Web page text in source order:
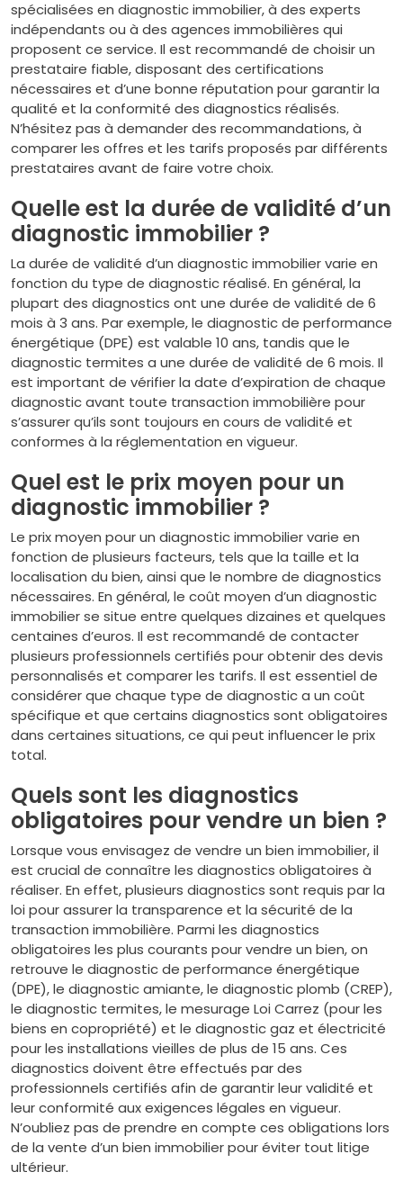
spécialisées en diagnostic immobilier, à des experts
indépendants ou à des agences immobilières qui
proposent ce service. Il est recommandé de choisir un
prestataire fiable, disposant des certifications
nécessaires et d’une bonne réputation pour garantir la
qualité et la conformité des diagnostics réalisés.
N’hésitez pas à demander des recommandations, à
comparer les offres et les tarifs proposés par différents
prestataires avant de faire votre choix.
Quelle est la durée de validité d’un
diagnostic immobilier ?
La durée de validité d’un diagnostic immobilier varie en
fonction du type de diagnostic réalisé. En général, la
plupart des diagnostics ont une durée de validité de 6
mois à 3 ans. Par exemple, le diagnostic de performance
énergétique (DPE) est valable 10 ans, tandis que le
diagnostic termites a une durée de validité de 6 mois. Il
est important de vérifier la date d’expiration de chaque
diagnostic avant toute transaction immobilière pour
s’assurer qu’ils sont toujours en cours de validité et
conformes à la réglementation en vigueur.
Quel est le prix moyen pour un
diagnostic immobilier ?
Le prix moyen pour un diagnostic immobilier varie en
fonction de plusieurs facteurs, tels que la taille et la
localisation du bien, ainsi que le nombre de diagnostics
nécessaires. En général, le coût moyen d’un diagnostic
immobilier se situe entre quelques dizaines et quelques
centaines d’euros. Il est recommandé de contacter
plusieurs professionnels certifiés pour obtenir des devis
personnalisés et comparer les tarifs. Il est essentiel de
considérer que chaque type de diagnostic a un coût
spécifique et que certains diagnostics sont obligatoires
dans certaines situations, ce qui peut influencer le prix
total.
Quels sont les diagnostics
obligatoires pour vendre un bien ?
Lorsque vous envisagez de vendre un bien immobilier, il
est crucial de connaître les diagnostics obligatoires à
réaliser. En effet, plusieurs diagnostics sont requis par la
loi pour assurer la transparence et la sécurité de la
transaction immobilière. Parmi les diagnostics
obligatoires les plus courants pour vendre un bien, on
retrouve le diagnostic de performance énergétique
(DPE), le diagnostic amiante, le diagnostic plomb (CREP),
le diagnostic termites, le mesurage Loi Carrez (pour les
biens en copropriété) et le diagnostic gaz et électricité
pour les installations vieilles de plus de 15 ans. Ces
diagnostics doivent être effectués par des
professionnels certifiés afin de garantir leur validité et
leur conformité aux exigences légales en vigueur.
N’oubliez pas de prendre en compte ces obligations lors
de la vente d’un bien immobilier pour éviter tout litige
ultérieur.